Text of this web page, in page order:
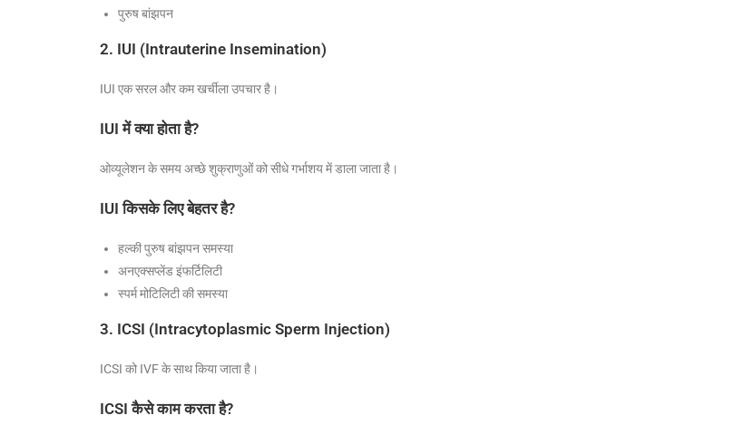
पुरुष बांझपन
2. IUI (Intrauterine Insemination)
IUI एक सरल और कम खर्चीला उपचार है।
IUI में क्या होता है?
ओव्यूलेशन के समय अच्छे शुक्राणुओं को सीधे गर्भाशय में डाला जाता है।
IUI किसके लिए बेहतर है?
हल्की पुरुष बांझपन समस्या
अनएक्सप्लेंड इंफर्टिलिटी
स्पर्म मोटिलिटी की समस्या
3. ICSI (Intracytoplasmic Sperm Injection)
ICSI को IVF के साथ किया जाता है।
ICSI कैसे काम करता है?